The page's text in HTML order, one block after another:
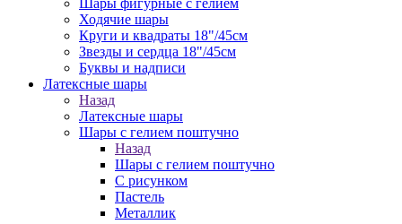
Шары фигурные с гелием
Ходячие шары
Круги и квадраты 18"/45см
Звезды и сердца 18"/45см
Буквы и надписи
Латексные шары
Назад
Латексные шары
Шары с гелием поштучно
Назад
Шары с гелием поштучно
С рисунком
Пастель
Металлик